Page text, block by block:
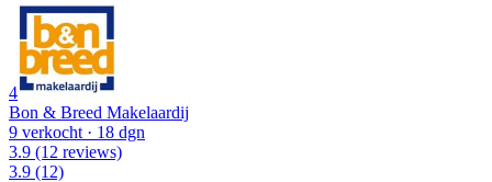
4
Bon & Breed Makelaardij
9 verkocht · 18 dgn
3.9 (12 reviews)
3.9 (12)